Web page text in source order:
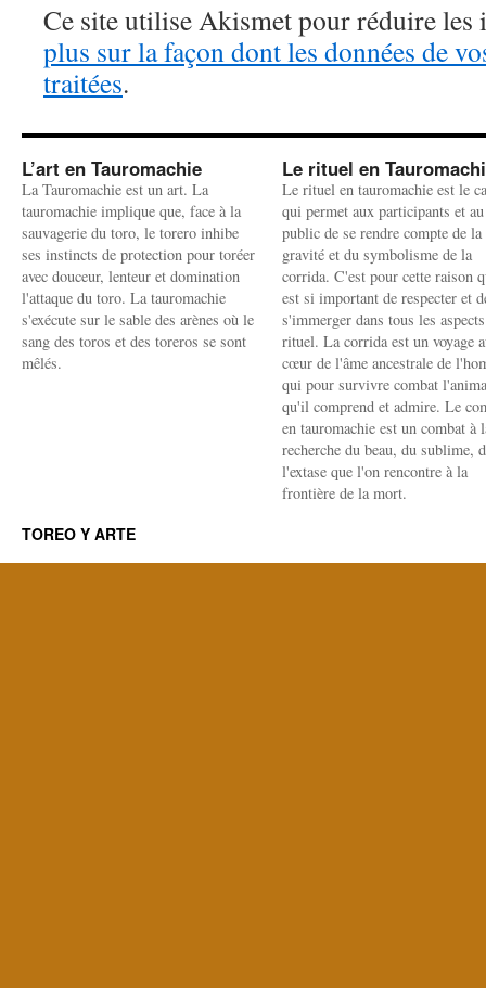
Ce site utilise Akismet pour réduire les
plus sur la façon dont les données de
traitées.
L’art en Tauromachie
La Tauromachie est un art. La
tauromachie implique que, face à la
sauvagerie du toro, le torero inhibe
ses instincts de protection pour toréer
avec douceur, lenteur et domination
l'attaque du toro. La tauromachie
s'exécute sur le sable des arènes où le
sang des toros et des toreros se sont
mêlés.
Le rituel en
Le rituel en tauromachie est le
qui permet aux participants et au
public de se rendre compte de la
gravité et du symbolisme de la
corrida. C'est pour cette raison
est si important de respecter et
s'immerger dans tous les
rituel. La corrida est un voyage
cœur de l'âme ancestrale de
qui pour survivre combat
qu'il comprend et admire. Le
en tauromachie est un combat à
recherche du beau, du sublime,
l'extase que l'on rencontre à la
frontière de la mort.
TOREO Y ARTE